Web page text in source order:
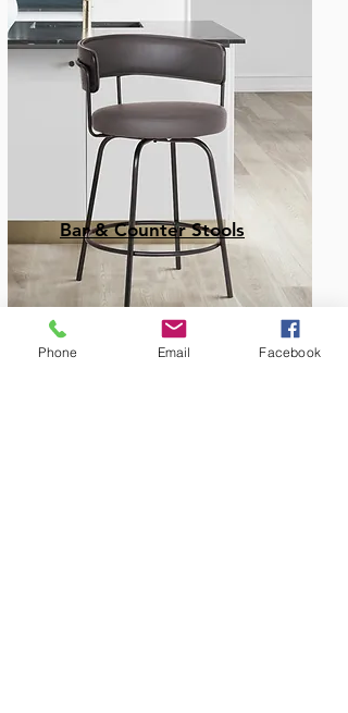
Bar & Counter Stools
Phone Email Facebook